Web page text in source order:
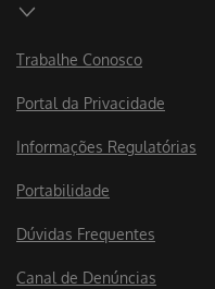
Trabalhe Conosco
Portal da Privacidade
Informações Regulatórias
Portabilidade
Dúvidas Frequentes
Canal de Denúncias